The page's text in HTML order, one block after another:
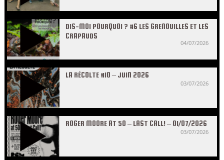
DIS-MOI POURQUOI ? #6 LES GRENOUILLES ET LES
CRAPAUDS
04/07/2026
LA RÉCOLTE #10 – JUIN 2026
03/07/2026
ROGER MOORE AT 50 – LAST CALL! – 01/07/2026
03/07/2026